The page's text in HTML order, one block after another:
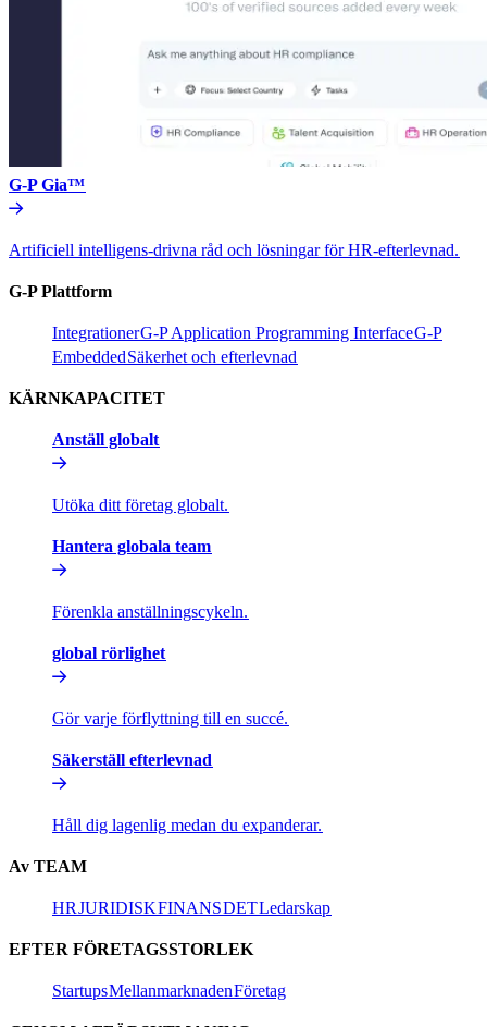
G-P Gia™​​
Artificiell intelligens-drivna råd och lösningar för HR-efterlevnad.​​
G-P Plattform​​
Integrationer​​G-P Application Programming Interface​​G-P
Embedded​​Säkerhet och efterlevnad​​
KÄRNKAPACITET​​
Anställ globalt​​
Utöka ditt företag globalt.​​
Hantera globala team​​
Förenkla anställningscykeln.​​
global rörlighet​​
Gör varje förflyttning till en succé.​​
Säkerställ efterlevnad​​
Håll dig lagenlig medan du expanderar.​​
Av TEAM​​
HR​​JURIDISK​​FINANS​​DET​​Ledarskap​​
EFTER FÖRETAGSSTORLEK​​
Startups​​Mellanmarknaden​​Företag​​